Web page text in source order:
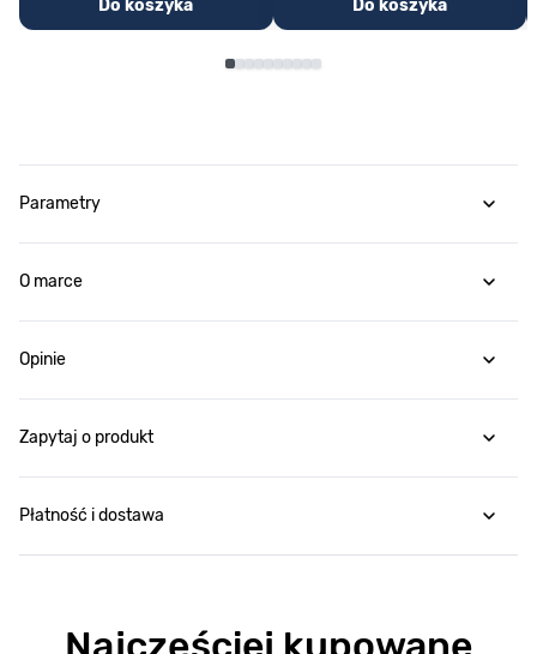
Do koszyka Do koszyka
Parametry
O marce
Opinie
Zapytaj o produkt
Płatność i dostawa